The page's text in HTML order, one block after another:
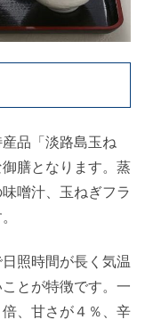
品「淡路島玉ね
膳となります。蒸
噌汁、玉ねぎフラ
照時間が長く気温
とが特徴です。一
、甘さが４％、辛